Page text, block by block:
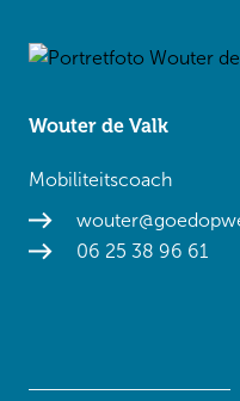
Wouter de Valk
Mobiliteitscoach
06 25 38 96 61